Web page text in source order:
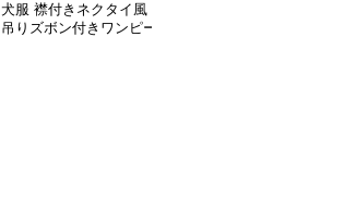
犬服 襟付きネクタイ風
吊りズボン付きワンピー